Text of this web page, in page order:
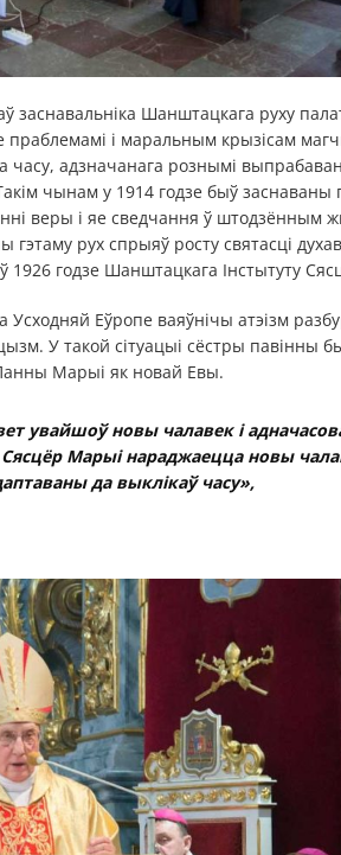
заснавальніка Шанштацкага руху
праблемамі і маральным крызісам
часу, адзначанага рознымі
чынам у 1914 годзе быў заснаваны
веры і яе сведчання ў штодзённым
рух спрыяў росту святасці
1926 годзе Шанштацкага Інстытуту
Еўропе ваяўнічы атэізм
У такой сітуацыі сёстры павінны
Марыі як новай Евы.
увайшоў новы чалавек і
Марыі нараджаецца новы
да выклікаў часу»,